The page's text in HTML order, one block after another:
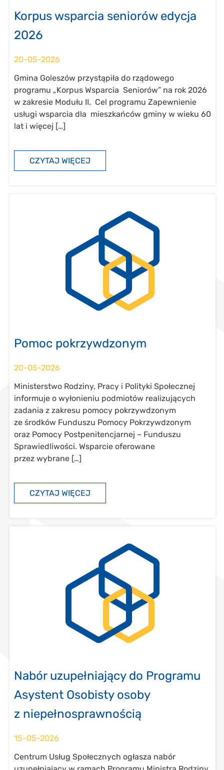
Korpus wsparcia seniorów edycja
2026
20-05-2026
Gmina Goleszów przystąpiła do rządowego
programu „Korpus Wsparcia Seniorów” na rok 2026
w zakresie Modułu II. Cel programu Zapewnienie
usługi wsparcia dla mieszkańców gminy w wieku 60
lat i więcej […]
CZYTAJ WIĘCEJ
Pomoc pokrzywdzonym
20-05-2026
Ministerstwo Rodziny, Pracy i Polityki Społecznej
informuje o wyłonieniu podmiotów realizujących
zadania z zakresu pomocy pokrzywdzonym
ze środków Funduszu Pomocy Pokrzywdzonym
oraz Pomocy Postpenitencjarnej – Funduszu
Sprawiedliwości. Wsparcie oferowane
przez wybrane […]
CZYTAJ WIĘCEJ
Nabór uzupełniający do Programu
Asystent Osobisty osoby
z niepełnosprawnością
15-05-2026
Centrum Usług Społecznych ogłasza nabór